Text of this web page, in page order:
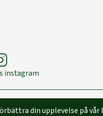
instagram